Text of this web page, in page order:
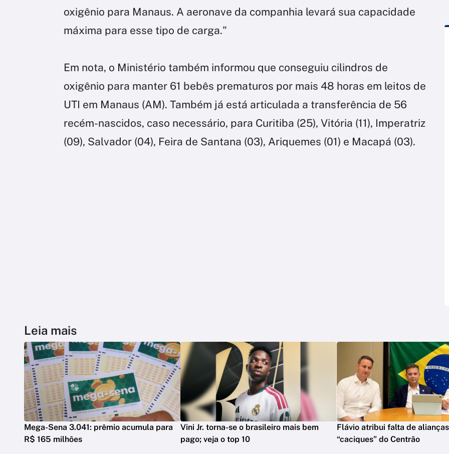
oxigênio para Manaus. A aeronave da companhia levará sua capacidade
máxima para esse tipo de carga."
Em nota, o Ministério também informou que conseguiu cilindros de
oxigênio para manter 61 bebês prematuros por mais 48 horas em leitos de
UTI em Manaus (AM). Também já está articulada a transferência de 56
recém-nascidos, caso necessário, para Curitiba (25), Vitória (11), Imperatriz
(09), Salvador (04), Feira de Santana (03), Ariquemes (01) e Macapá (03).
Leia mais
Mega-Sena 3.041: prêmio acumula para
R$ 165 milhões
Vini Jr. torna-se o brasileiro mais bem
pago; veja o top 10
Flávio atribui falta de
“caciques” do Centrão